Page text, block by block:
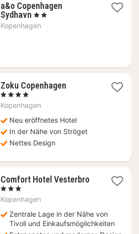
a&o Copenhagen
Sydhavn 1
Nacht
, 2 Sterne
Kopenhagen
Zoku Copenhagen1
€
, 4 Sterne
Kopenhagen
Neu eröffnetes Hotel
In der Nähe von Ströget
Nettes Design
Comfort Hotel Vesterbro2
Nächte
€
, 3 Sterne
Kopenhagen
Zentrale Lage in der Nähe von
Tivoli und Einkaufsmöglichkeiten